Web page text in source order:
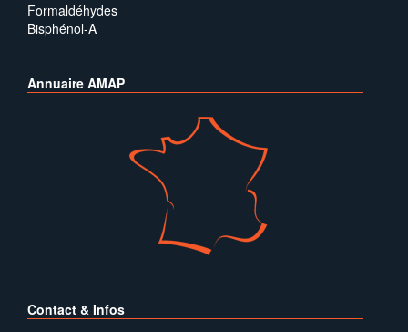
Formaldéhydes
Bisphénol-A
Annuaire AMAP
Contact & Infos